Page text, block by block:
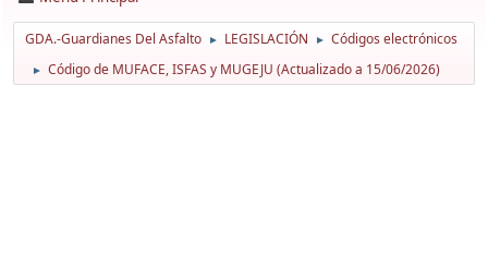
GDA.-Guardianes Del Asfalto ► LEGISLACIÓN ► Códigos electrónicos
► Código de MUFACE, ISFAS y MUGEJU (Actualizado a 15/06/2026)